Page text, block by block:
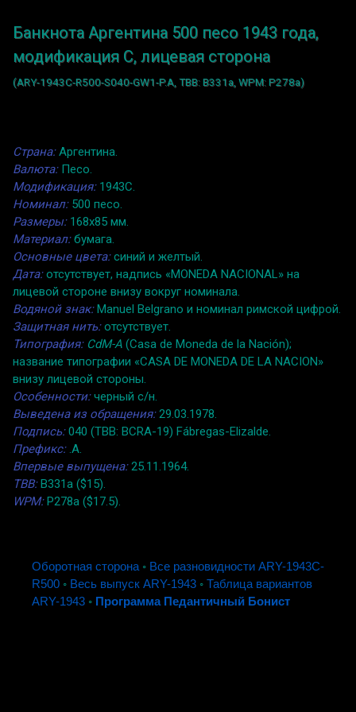
Банкнота Аргентина 500 песо 1943 года,
модификация C, лицевая сторона
(ARY-1943C-R500-S040-GW1-P.A, TBB: B331a, WPM: P278a)
Страна:Аргентина.
Валюта:Песо.
Модификация:1943C.
Номинал:500 песо.
Размеры:168x85 мм.
Материал:бумага.
Основные цвета:синий и желтый.
Дата:отсутствует, надпись «MONEDA NACIONAL» на
лицевой стороне внизу вокруг номинала.
Водяной знак:Manuel Belgrano и номинал римской цифрой.
Защитная нить:отсутствует.
Типография: CdM-A (Casa de Moneda de la Nación);
название типографии «CASA DE MONEDA DE LA NACION»
внизу лицевой стороны.
Особенности:черный с/н.
Выведена из обращения:29.03.1978.
Подпись:040 (TBB: BCRA-19) Fábregas-Elizalde.
Префикс:.A.
Впервые выпущена:25.11.1964.
TBB:B331a ($15).
WPM:P278a ($17.5).
Оборотная сторона◦ Все разновидности ARY-1943C-
R500 ◦ Весь выпуск ARY-1943 ◦ Таблица вариантов
ARY-1943 ◦ Программа Педантичный Бонист